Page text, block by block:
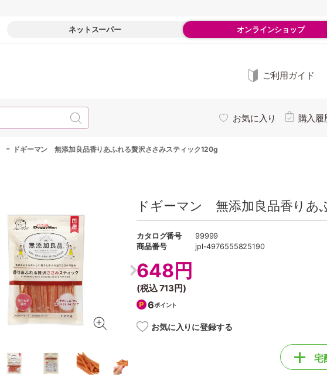
ネットスーパー オンラインショップ
ご利用ガイド
お気に入り 購入履
- ドギーマン 無添加良品香りあふれる贅沢ささみスティック120g
ドギーマン 無添加良品香りあ
カタログ番号
99999
商品番号
jpl-4976555825190
648円
(税込713円)
6ポイント
お気に入りに登録する
宅